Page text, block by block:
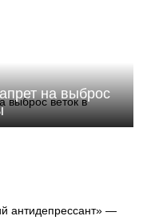
на выброс
антидепрессант» —